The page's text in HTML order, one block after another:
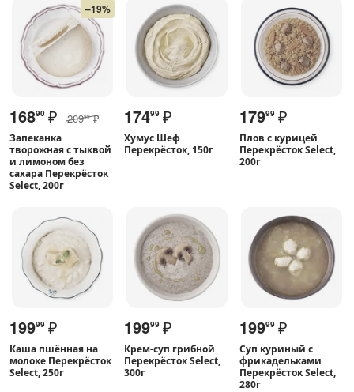
–19%
16890 ₽ 20999 ₽
Запеканка
творожная с тыквой
и лимоном без
сахара Перекрёсток
Select, 200г
17499 ₽
Хумус Шеф
Перекрёсток, 150г
17999 ₽
Плов с курицей
Перекрёсток Select,
200г
19999 ₽
Каша пшённая на
молоке Перекрёсток
Select, 250г
19999 ₽
Крем-суп грибной
Перекрёсток Select,
300г
19999 ₽
Суп куриный с
фрикадельками
Перекрёсток Select,
280г